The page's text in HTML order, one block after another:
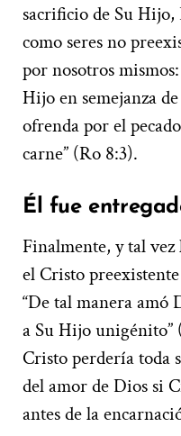
sacrificio de Su
como seres no
por nosotros
Hijo en semejanza
ofrenda por el
carne” (Ro 8:3).
Él fue
Finalmente, y tal vez
el Cristo
“De tal manera amó
a Su Hijo unigénito”
Cristo perdería toda
del amor de Dios si
antes de la